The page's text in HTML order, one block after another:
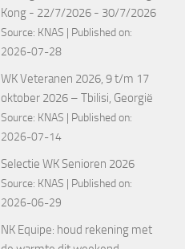
Kong - 22/7/2026 - 30/7/2026
Source: KNAS
Published on:
2026-07-28
WK Veteranen 2026, 9 t/m 17
oktober 2026 – Tbilisi, Georgië
Source: KNAS
Published on:
2026-07-14
Selectie WK Senioren 2026
Source: KNAS
Published on:
2026-06-29
NK Equipe: houd rekening met